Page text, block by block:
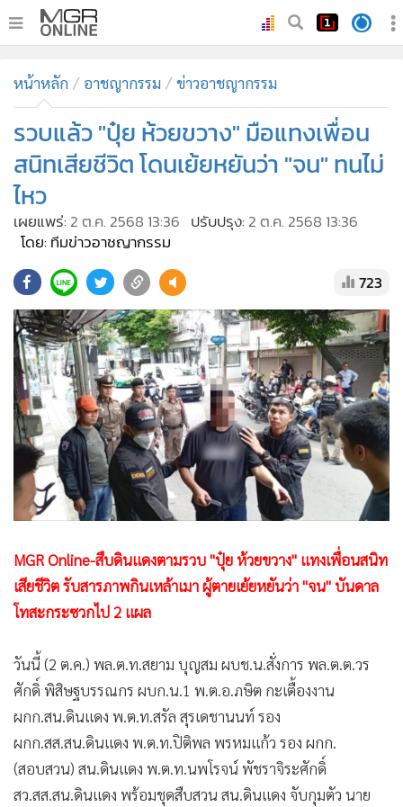
ทันเหตุการณ์
• ภาคใต้
ภูมิภาค
•
• บันเทิง
ผู้จัดการรายวัน
• ละคร
• CbizReview
• Cyber BIZ
• ผู้จัดกวน
• Good health & Well-being
• Green Innovation & SD
Management & HR
•
MGR Live
Infographic
• ท่องเที่ยว
• กีฬา
•
Special Scoop
•
เศรษฐกิจ-ธุรกิจ
• จีน
• ชุมชน-คุณภาพชีวิต
• อาชญากรรม
• Motoring
หน้าหลัก อาชญากรรม ข่าวอาชญากรรม
รวบแล้ว "ปุ๋ย ห้วยขวาง" มือแทงเพื่อน
สนิทเสียชีวิต โดนเย้ยหยันว่า "จน" ทนไม่
ไหว
เผยแพร่: 2 ต.ค. 2568 13:36 ปรับปรุง: 2 ต.ค. 2568 13:36
โดย: ทีมข่าวอาชญากรรม
723
MGR Online-สืบดินแดงตามรวบ "ปุ๋ย ห้วยขวาง" แทงเพื่อนสนิท
เสียชีวิต รับสารภาพกินเหล้าเมา ผู้ตายเย้ยหยันว่า "จน" บันดาล
โทสะกระซวกไป 2 แผล
วันนี้ (2 ต.ค.) พล.ต.ท.สยาม บุญสม ผบช.น.สั่งการ พล.ต.ต.วร
ศักดิ์ พิสิษฐบรรณกร ผบก.น.1 พ.ต.อ.ภษิต กะเตื้องงาน
ผกก.สน.ดินแดง พ.ต.ท.สรัล สุรเดชานนท์ รอง
ผกก.สส.สน.ดินแดง พ.ต.ท.ปิติพล พรหมแก้ว รอง ผกก.
(สอบสวน) สน.ดินแดง พ.ต.ท.นพโรจน์ พัชราจิระศักดิ์
สว.สส.สน.ดินแดง พร้อมชุดสืบสวน สน.ดินแดง จับกุมตัว นาย